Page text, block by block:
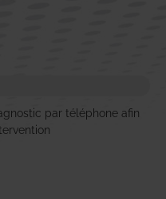
par téléphone afin